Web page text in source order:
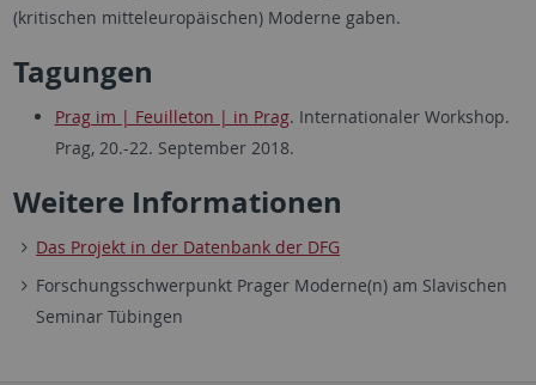
(kritischen mitteleuropäischen) Moderne gaben.
Tagungen
Prag im | Feuilleton | in Prag. Internationaler Workshop.
Prag, 20.-22. September 2018.
Weitere Informationen
Das Projekt in der Datenbank der DFG
Forschungsschwerpunkt Prager Moderne(n) am Slavischen
Seminar Tübingen